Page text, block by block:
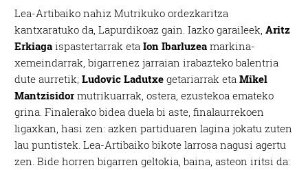
Lea-Artibaiko nahiz Mutrikuko ordezkaritza
kantxaratuko da, Lapurdikoaz gain. Iazko garaileek,Aritz
Erkiaga ispastertarrak etaIon Ibarluzea markina-
xemeindarrak, bigarrenez jarraian irabazteko balentria
dute aurretik;Ludovic Ladutxe getariarrak etaMikel
Mantzisidor mutrikuarrak, ostera, ezustekoa emateko
grina. Finalerako bidea duela bi aste, finalaurrekoen
ligaxkan, hasi zen: azken partiduaren lagina jokatu zuten
lau puntistek. Lea-Artibaiko bikote larrosa nagusi agertu
zen. Bide horren bigarren geltokia, baina, asteon iritsi da: